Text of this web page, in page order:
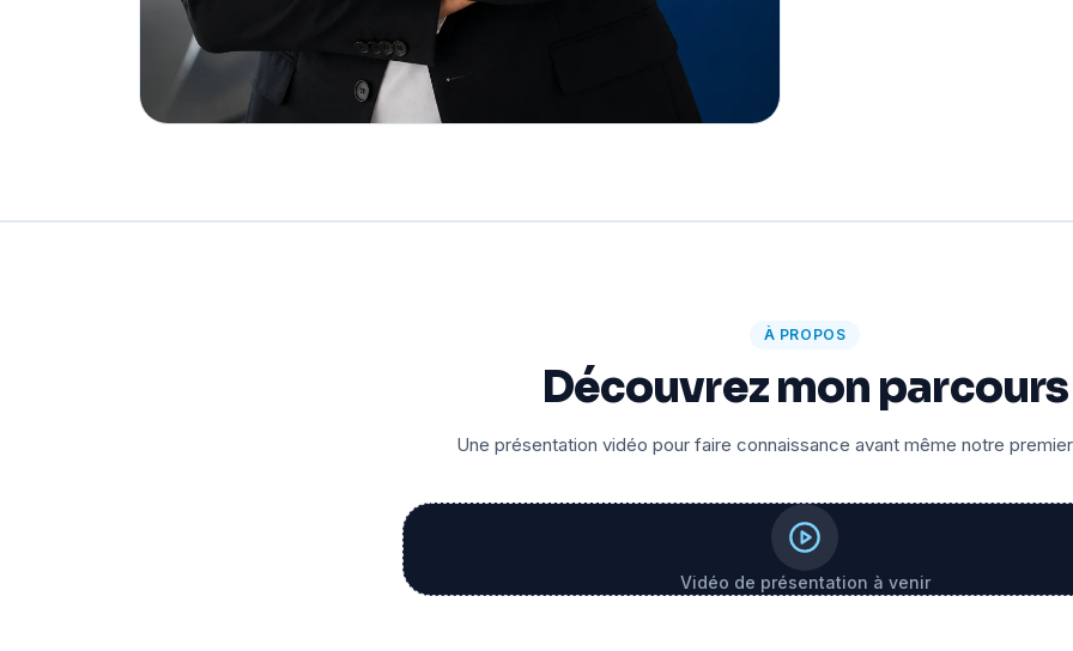
À PROPOS
Découvrez mon parcours
Une présentation vidéo pour faire connaissance avant même notre
Vidéo de présentation à venir